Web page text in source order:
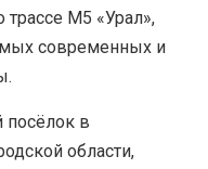
трассе М5 «Урал»,
современных и
посёлок в
области,